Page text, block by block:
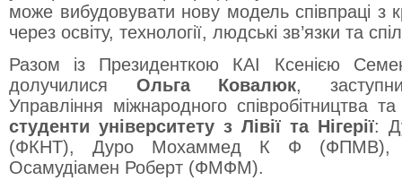
може вибудовувати нову модель співпраці з
через освіту, технології, людські зв’язки та
Разом із Президенткою КАІ Ксенією
долучилися Ольга Ковалюк,
Управління міжнародного співробітництва
студенти університету з Лівії та Нігерії:
(ФКНТ), Дуро Мохаммед К Ф (ФПМВ),
Осамудіамен Роберт (ФМФМ).